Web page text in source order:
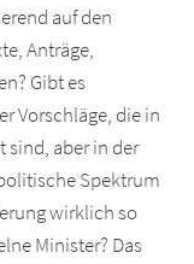
auf den
Anträge,
Gibt es
Vorschläge, die in
sind, aber in der
Spektrum
wirklich so
Minister? Das